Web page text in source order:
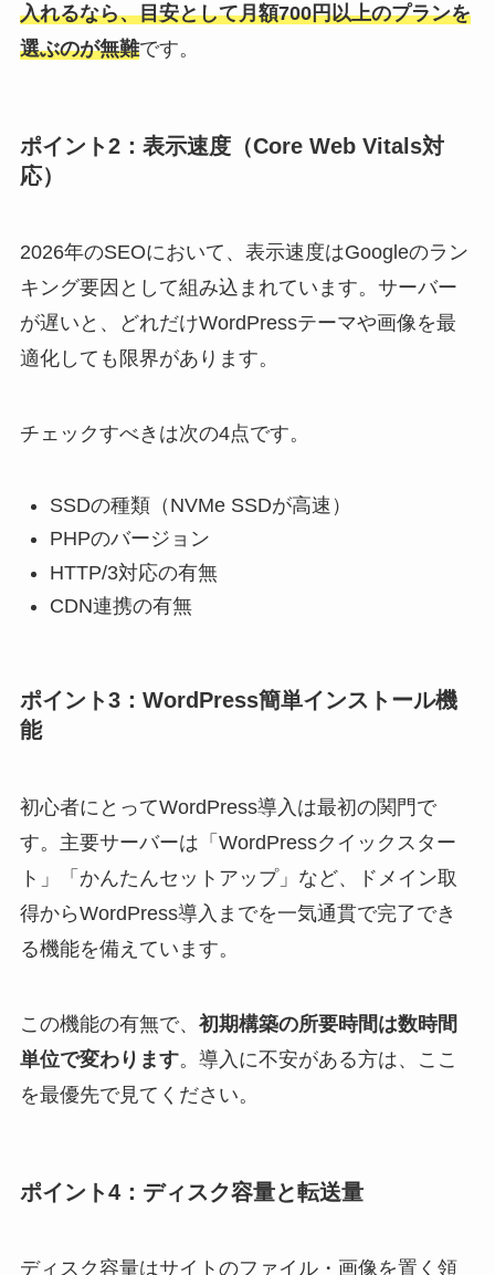
入れるなら、目安として月額700円以上のプランを
選ぶのが無難です。
ポイント2：表示速度（Core Web Vitals対
応）
2026年のSEOにおいて、表示速度はGoogleのラン
キング要因として組み込まれています。サーバー
が遅いと、どれだけWordPressテーマや画像を最
適化しても限界があります。
チェックすべきは次の4点です。
SSDの種類（NVMe SSDが高速）
PHPのバージョン
HTTP/3対応の有無
CDN連携の有無
ポイント3：WordPress簡単インストール機
能
初心者にとってWordPress導入は最初の関門で
す。主要サーバーは「WordPressクイックスター
ト」「かんたんセットアップ」など、ドメイン取
得からWordPress導入までを一気通貫で完了でき
る機能を備えています。
この機能の有無で、 初期構築の所要時間は数時間
単位で変わります。導入に不安がある方は、ここ
を最優先で見てください。
ポイント4：ディスク容量と転送量
ディスク容量はサイトのファイル・画像を置く領